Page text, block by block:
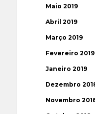
Maio 2019
Abril 2019
Março 2019
Fevereiro 2019
Janeiro 2019
Dezembro
Novembro